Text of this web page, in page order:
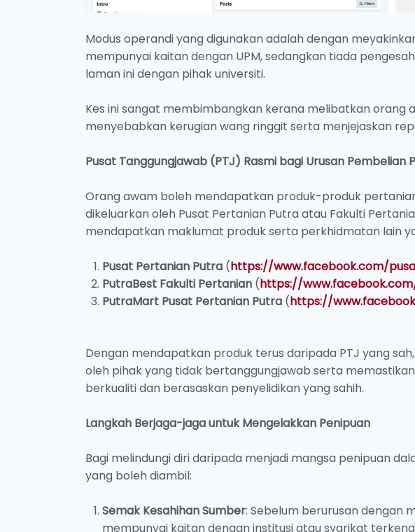
Modus operandi yang digunakan adalah dengan
mempunyai kaitan dengan UPM, sedangkan tiada
laman ini dengan pihak universiti.
Kes ini sangat membimbangkan kerana melibatkan orang
menyebabkan kerugian wang ringgit serta menjejaskan
Pusat Tanggungjawab (PTJ) Rasmi bagi Urusan Pembelian
Orang awam boleh mendapatkan produk-produk
dikeluarkan oleh Pusat Pertanian Putra atau Fakulti
mendapatkan maklumat produk serta perkhidmatan lain
Pusat Pertanian Putra (https://www.facebook.com/
PutraBest Fakulti Pertanian (https://
PutraMart Pusat Pertanian Putra (https://
Dengan mendapatkan produk terus daripada PTJ yang
oleh pihak yang tidak bertanggungjawab serta
berkualiti dan berasaskan penyelidikan yang sahih.
Langkah Berjaga-jaga untuk Mengelakkan Penipuan
Bagi melindungi diri daripada menjadi mangsa penipuan
yang boleh diambil:
Semak Kesahihan Sumber: Sebelum berurusan dengan
mempunyai kaitan dengan institusi atau syarikat